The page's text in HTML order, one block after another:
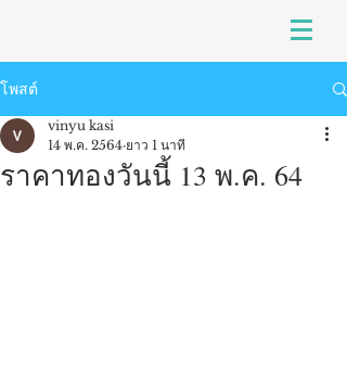
โพสต์
ราคาทองวันนี้ 13 พ.ค. 64
vinyu kasi
14 พ.ค. 2564 ยาว 1 นาที